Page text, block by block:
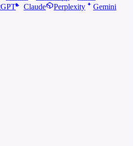
Claude Perplexity
Gemini